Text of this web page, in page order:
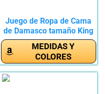
Juego de Ropa de Cama
de Damasco tamaño King
con...
MEDIDAS Y
COLORES